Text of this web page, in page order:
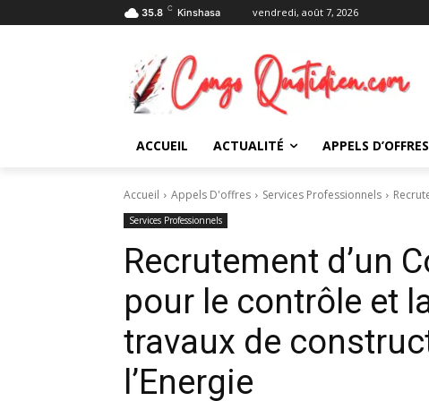
35.8 C Kinshasa vendredi, août 7, 2026
ACCUEIL ACTUALITÉ APPELS D’OFFRES
Accueil Appels D'offres Services Professionnels
Services Professionnels
Recrutement d’un
pour le contrôle et
travaux de
l’Energie